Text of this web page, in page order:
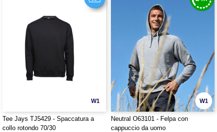
W1
Tee Jays TJ5429 - Spaccatura a
collo rotondo 70/30
W1
Neutral O63101 - Felpa con
cappuccio da uomo